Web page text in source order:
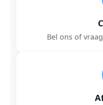
Bel ons of